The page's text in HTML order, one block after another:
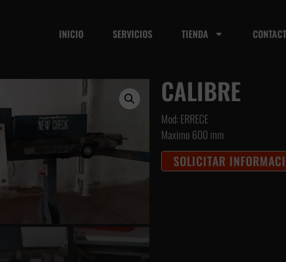
INICIO SERVICIOS TIENDA
CALIBRE
Mod: ERRECE
Maximo 600 mm
SOLICITAR